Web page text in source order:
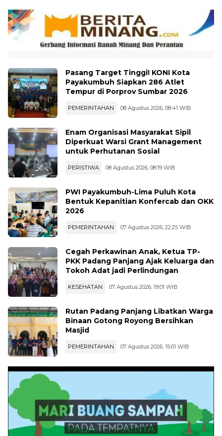
Pasang Target Tinggi! KONI Kota
Payakumbuh Siapkan 286 Atlet
Tempur di Porprov Sumbar 2026
PEMERINTAHAN 08 Agustus 2026, 08:41 WIB
Enam Organisasi Masyarakat Sipil
Diperkuat Warsi Grant Management
untuk Perhutanan Sosial
PERISTIWA 08 Agustus 2026, 08:19 WIB
PWI Payakumbuh-Lima Puluh Kota
Bentuk Kepanitian Konfercab dan OKK
2026
PEMERINTAHAN 07 Agustus 2026, 22:25 WIB
Cegah Perkawinan Anak, Ketua TP-
PKK Padang Panjang Ajak Keluarga dan
Tokoh Adat jadi Perlindungan
KESEHATAN 07 Agustus 2026, 19:01 WIB
Rutan Padang Panjang Libatkan Warga
Binaan Gotong Royong Bersihkan
Masjid
PEMERINTAHAN 07 Agustus 2026, 15:01 WIB